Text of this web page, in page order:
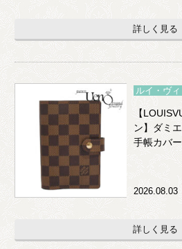
詳しく見る
ルイ・ヴ
【
ン】ダミ
手帳カバー
2026.08.03
詳しく見る